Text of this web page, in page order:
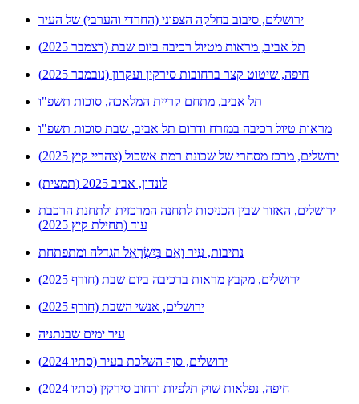
ירושלים, סיבוב בחלקה הצפוני (החרדי והערבי) של העיר
תל אביב, מראות מטיול רכיבה ביום שבת (דצמבר 2025)
חיפה, שיטוט קצר ברחובות סירקין ועקרון (נובמבר 2025)
תל אביב, מתחם קריית המלאכה, סוכות תשפ"ו
מראות טיול רכיבה במזרח ודרום תל אביב, שבת סוכות תשפ"ו
ירושלים, מרכז מסחרי של שכונת רמת אשכול (צהריי קיץ 2025)
לונדון, אביב 2025 (תמצית)
ירושלים, האזור שבין הכניסות לתחנה המרכזית ולתחנת הרכבת
עוד (תחילת קיץ 2025)
נתיבות, עִיר וָאֵם בְּיִשְׂרָאֵל הגדלה ומתפתחת
ירושלים, מקבץ מראות ברכיבה ביום שבת (חורף 2025)
ירושלים, אנשי השבת (חורף 2025)
עיר ימים שבנתניה
ירושלים, סוף השלכת בעיר (סתיו 2024)
חיפה, נפלאות שוק תלפיות ורחוב סירקין (סתיו 2024)